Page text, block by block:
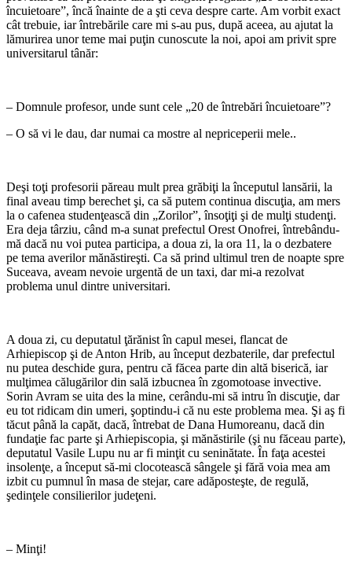
încuietoare”, încă înainte de a şti ceva despre carte. Am vorbit exact
cât trebuie, iar întrebările care mi s-au pus, după aceea, au ajutat la
lămurirea unor teme mai puţin cunoscute la noi, apoi am privit spre
universitarul tânăr:
– Domnule profesor, unde sunt cele „20 de întrebări încuietoare”?
– O să vi le dau, dar numai ca mostre al nepriceperii mele..
Deşi toţi profesorii păreau mult prea grăbiţi la începutul lansării, la
final aveau timp berechet şi, ca să putem continua discuţia, am mers
la o cafenea studenţească din „Zorilor”, însoţiţi şi de mulţi studenţi.
Era deja târziu, când m-a sunat prefectul Orest Onofrei, întrebându-
mă dacă nu voi putea participa, a doua zi, la ora 11, la o dezbatere
pe tema averilor mănăstireşti. Ca să prind ultimul tren de noapte spre
Suceava, aveam nevoie urgentă de un taxi, dar mi-a rezolvat
problema unul dintre universitari.
A doua zi, cu deputatul ţărănist în capul mesei, flancat de
Arhiepiscop şi de Anton Hrib, au început dezbaterile, dar prefectul
nu putea deschide gura, pentru că făcea parte din altă biserică, iar
mulţimea călugărilor din sală izbucnea în zgomotoase invective.
Sorin Avram se uita des la mine, cerându-mi să intru în discuţie, dar
eu tot ridicam din umeri, şoptindu-i că nu este problema mea. Şi aş fi
tăcut până la capăt, dacă, întrebat de Dana Humoreanu, dacă din
fundaţie fac parte şi Arhiepiscopia, şi mănăstirile (şi nu făceau parte),
deputatul Vasile Lupu nu ar fi minţit cu seninătate. În faţa acestei
insolenţe, a început să-mi clocotească sângele şi fără voia mea am
izbit cu pumnul în masa de stejar, care adăposteşte, de regulă,
şedinţele consilierilor judeţeni.
– Minţi!